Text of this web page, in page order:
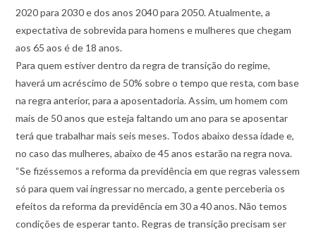
2020 para 2030 e dos anos 2040 para 2050. Atualmente, a
expectativa de sobrevida para homens e mulheres que chegam
aos 65 aos é de 18 anos.
Para quem estiver dentro da regra de transição do regime,
haverá um acréscimo de 50% sobre o tempo que resta, com base
na regra anterior, para a aposentadoria. Assim, um homem com
mais de 50 anos que esteja faltando um ano para se aposentar
terá que trabalhar mais seis meses. Todos abaixo dessa idade e,
no caso das mulheres, abaixo de 45 anos estarão na regra nova.
“Se fizéssemos a reforma da previdência em que regras valessem
só para quem vai ingressar no mercado, a gente perceberia os
efeitos da reforma da previdência em 30 a 40 anos. Não temos
condições de esperar tanto. Regras de transição precisam ser